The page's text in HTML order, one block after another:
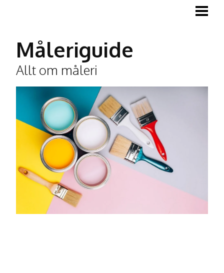
MÅLA LISTER
TAPETSERA
Måleriguide
Allt om måleri